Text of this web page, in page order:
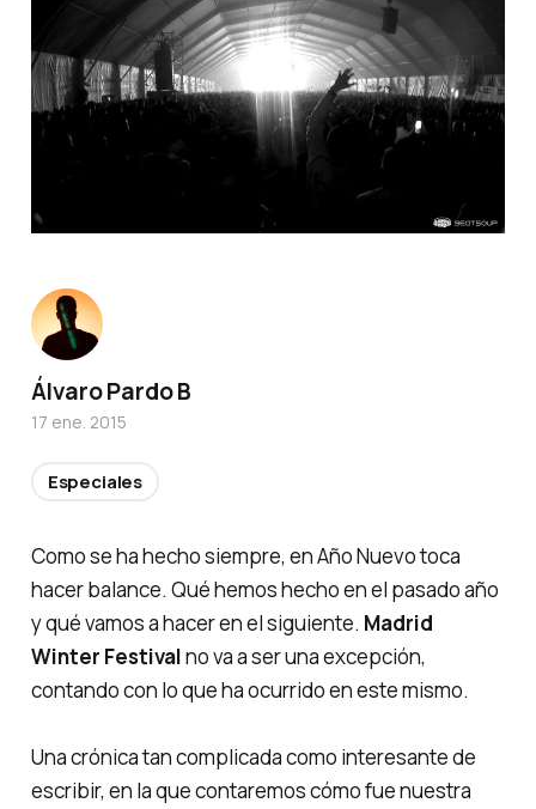
Como se ha hecho siempre, en Año Nuevo toca
hacer balance. Qué hemos hecho en el pasado año
y qué vamos a hacer en el siguiente. Madrid
Winter Festivalno va a ser una excepción,
contando con lo que ha ocurrido en este mismo.
Una crónica tan complicada como interesante de
escribir, en la que contaremos cómo fue nuestra
Álvaro Pardo B
17 ene. 2015
Especiales